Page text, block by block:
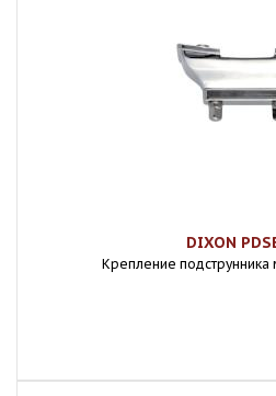
DIXON
Крепление подструнника